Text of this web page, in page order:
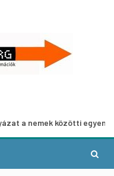
közötti egyenlőség